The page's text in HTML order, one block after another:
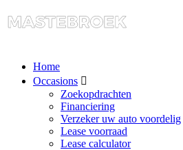
Home
Occasions
Zoekopdrachten
Financiering
Verzeker uw auto voordelig
Lease voorraad
Lease calculator